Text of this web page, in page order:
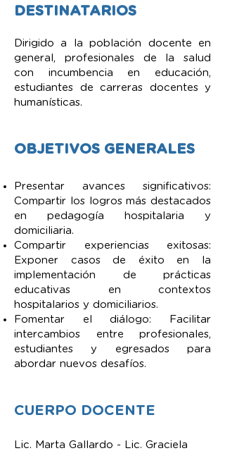
DESTINATARIOS
Dirigido a la población docente en
general, profesionales de la salud
con incumbencia en educación,
estudiantes de carreras docentes y
humanísticas.
OBJETIVOS GENERALES
Presentar avances significativos:
Compartir los logros más destacados
en pedagogía hospitalaria y
domiciliaria.
Compartir experiencias exitosas:
Exponer casos de éxito en la
implementación de prácticas
educativas en contextos
hospitalarios y domiciliarios.
Fomentar el diálogo: Facilitar
intercambios entre profesionales,
estudiantes y egresados para
abordar nuevos desafíos.
CUERPO DOCENTE
Lic. Marta Gallardo - Lic. Graciela